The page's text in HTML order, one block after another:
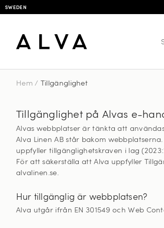
SWEDEN
Hem/ Tillgänglighet
Tillgänglighet på Alvas e-
Alvas webbplatser är tänkta att
Alva Linen AB står bakom
uppfyller tillgänglighetskraven i lag
För att säkerställa att Alva uppfyller
alvalinen.se.
Hur tillgänglig är webbplatsen?
Alva utgår ifrån EN 301549 och Web